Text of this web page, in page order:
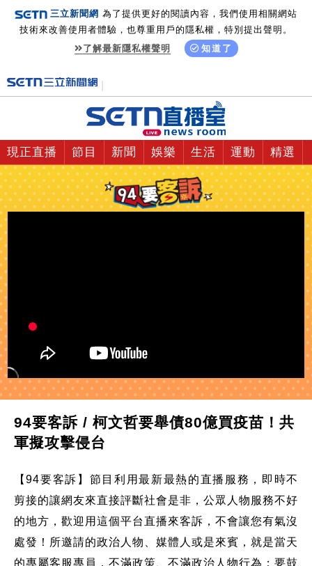
三立新聞網 為了提供更好的閱讀內容，我們使用相關網站
技術來改善使用者體驗，也尊重用戶的隱私權，特別提出聲明。
了解最新隱私權聲明
知道了
現正直播 節目 新聞 娛樂 生活 運動 精選
94要客訴 / 柯文哲要舉債80億買疫苗！共
軍擬攻擊侵台
【94要客訴】節目利用最新最熱的直播服務，即時不
剪接的讓網友來直接評斷社會是非，公眾人物服務不好
的地方，歡迎用這個平台直播來客訴，不會讓您有氣沒
處發！所邀請的政治人物、媒體人或是來賓，就是當天
的專屬客服專員，不滿政策、不滿政治人物行為；要鼓